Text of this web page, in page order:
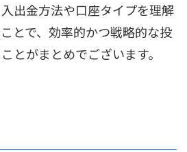
出金方法や口座タイプを理解
とで、効率的かつ戦略的な投
とがまとめでございます。